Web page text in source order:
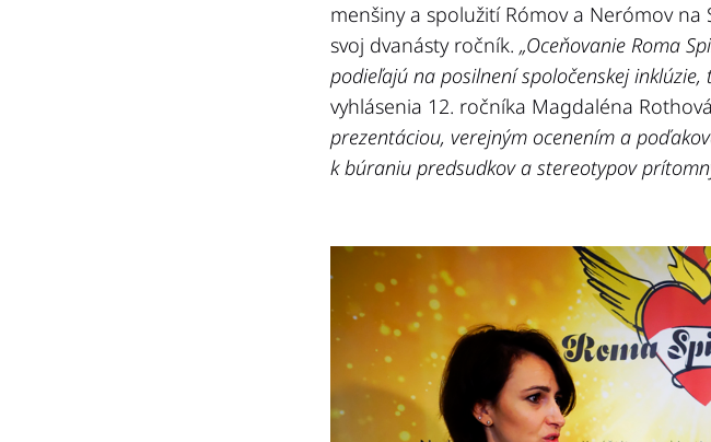
menšiny a spolužití Rómov a Nerómov
svoj dvanásty ročník.„Oceňovanie Roma
podieľajú na posilnení spoločenskej
vyhlásenia 12. ročníka Magdaléna
prezentáciou, verejným ocenením a
k búraniu predsudkov a stereotypov